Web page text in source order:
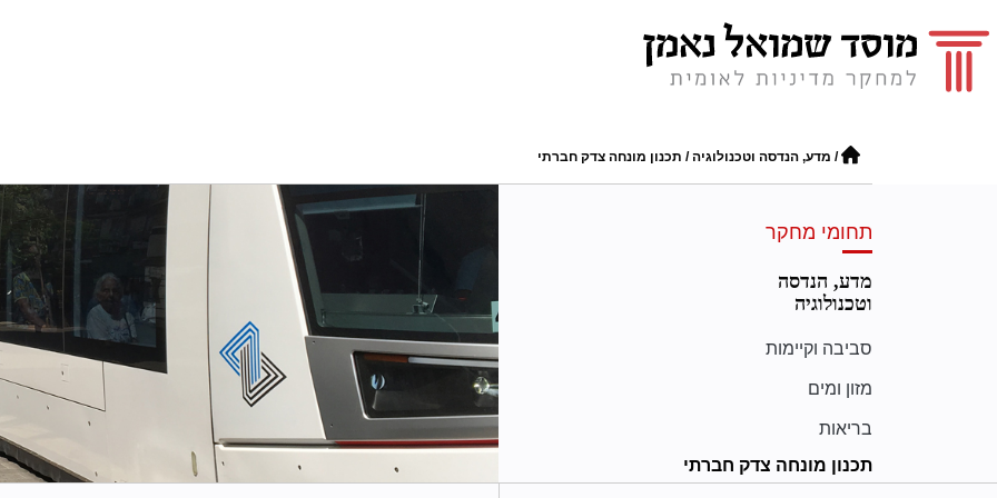
/ מדע, הנדסה וטכנולוגיה/ תכנון מונחה צדק חברתי
תחומי מחקר
מדע, הנדסה
וטכנולוגיה
סביבה וקיימות
מזון ומים
בריאות
תכנון מונחה צדק חברתי